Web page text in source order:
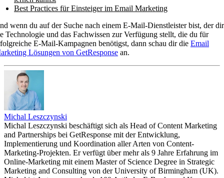
Best Practices für Einsteiger im Email Marketing
wenn du auf der Suche nach einem E-Mail-Dienstleister bist, der dir
Technologie und das Fachwissen zur Verfügung stellt, die du für
E-Mail-Kampagnen benötigst, dann schau dir die Email
Lösungen von GetResponse an.
Michal Leszczynski
Michal Leszczynski beschäftigt sich als Head of Content Marketing
and Partnerships bei GetResponse mit der Entwicklung,
Implementierung und Koordination aller Arten von Content-
Marketing-Projekten. Er verfügt über mehr als 9 Jahre Erfahrung im
Online-Marketing mit einem Master of Science Degree in Strategic
Marketing and Consulting von der University of Birmingham (UK).